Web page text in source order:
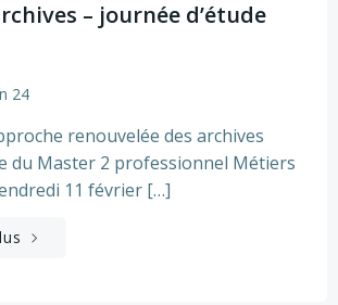
– journée d’étude
24
renouvelée des archives
du Master 2 professionnel Métiers
11 février […]